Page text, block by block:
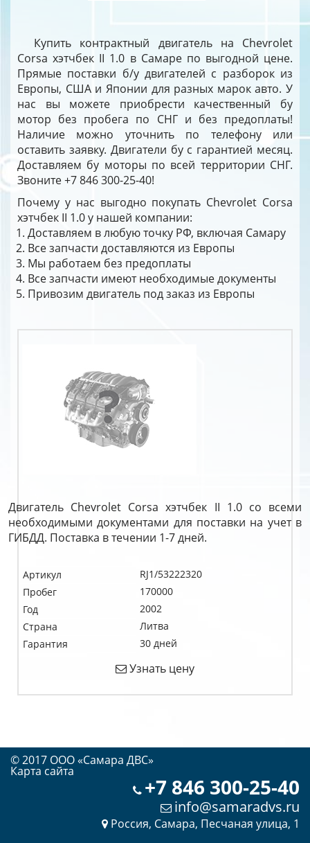
Купить контрактный двигатель на Chevrolet
Corsa хэтчбек II 1.0 в Самаре по выгодной цене.
Прямые поставки б/у двигателей с разборок из
Европы, США и Японии для разных марок авто. У
нас вы можете приобрести качественный бу
мотор без пробега по СНГ и без предоплаты!
Наличие можно уточнить по телефону или
оставить заявку. Двигатели бу с гарантией месяц.
Доставляем бу моторы по всей территории СНГ.
Звоните +7 846 300-25-40!
Почему у нас выгодно покупать Chevrolet Corsa
хэтчбек II 1.0 у нашей компании:
Доставляем в любую точку РФ, включая Самару
Все запчасти доставляются из Европы
Мы работаем без предоплаты
Все запчасти имеют необходимые документы
Привозим двигатель под заказ из Европы
Двигатель Chevrolet Corsa хэтчбек II 1.0 со всеми
необходимыми документами для поставки на учет в
ГИБДД. Поставка в течении 1-7 дней.
Артикул
RJ1/53222320
Пробег
170000
Год
2002
Страна
Литва
Гарантия
30 дней
Узнать цену
© 2017 OOO «Самара ДВС»
Карта сайта
+7 846 300-25-40
info@samaradvs.ru
Россия, Самара, Песчаная улица, 1